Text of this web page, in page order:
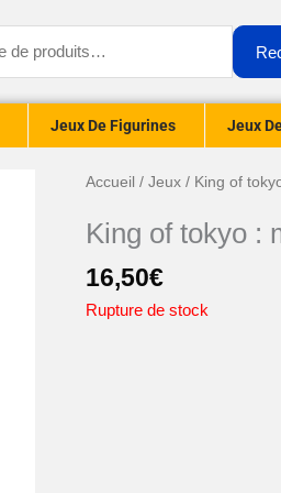
Jeux De Figurines Jeux
Accueil /Jeux / King of
King of tokyo :
16,50€
Rupture de stock